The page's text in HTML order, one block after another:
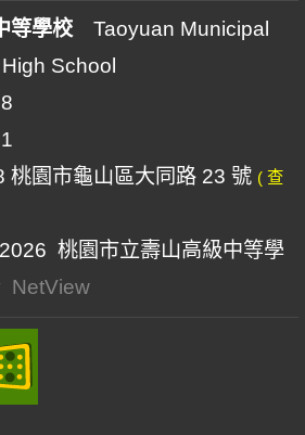
等學校Taoyuan Municipal
School
桃園市龜山區大同路 23 號 ( 查
桃園市立壽山高級中等學
NetView